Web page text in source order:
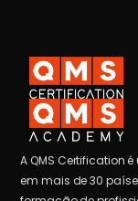
A QMS Certification
em mais de 30